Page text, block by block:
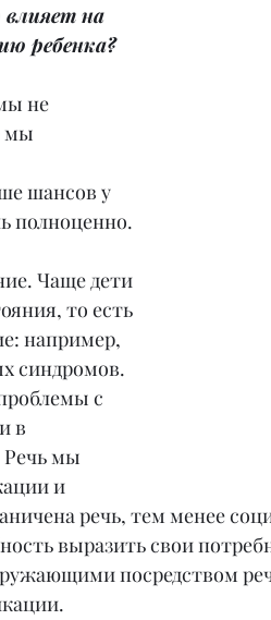
на
ребенка?
не
мы
шансов у
полноценно.
Чаще дети
то есть
например,
синдромов.
с
в
мы
и
речь, тем менее
выразить свои
посредством